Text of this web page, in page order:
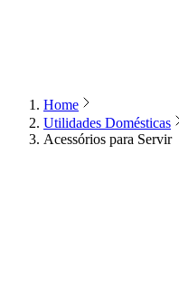
Home
Utilidades Domésticas
Acessórios para Servir